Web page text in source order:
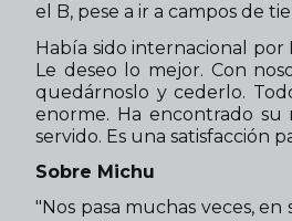
el B, pese a ir a campos de
Había sido internacional
Le deseo lo mejor. Con
quedárnoslo y cederlo.
enorme. Ha encontrado
servido. Es una satisfacción
Sobre Michu
"Nos pasa muchas veces,